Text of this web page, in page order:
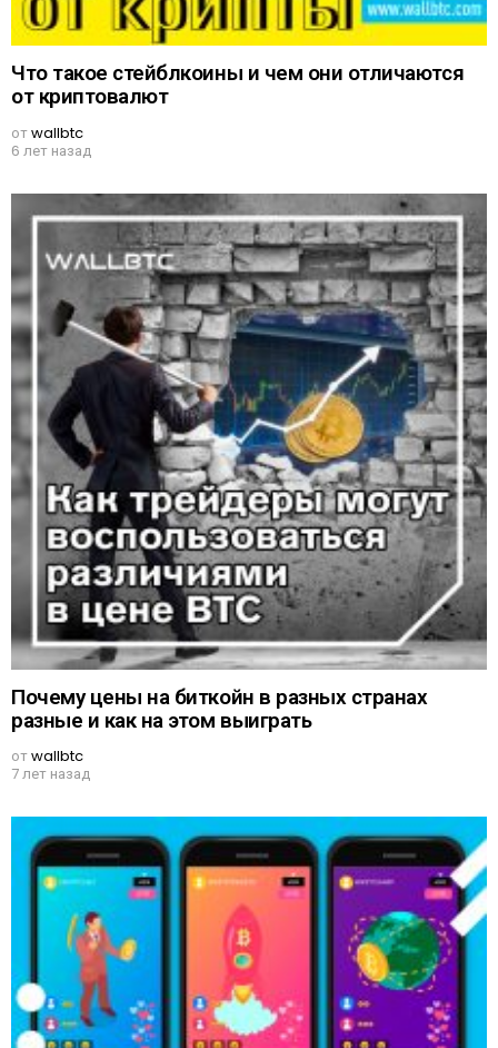
Что такое стейблкоины и чем они отличаются
от криптовалют
отwallbtc
6 лет назад
Почему цены на биткойн в разных странах
разные и как на этом выиграть
отwallbtc
7 лет назад